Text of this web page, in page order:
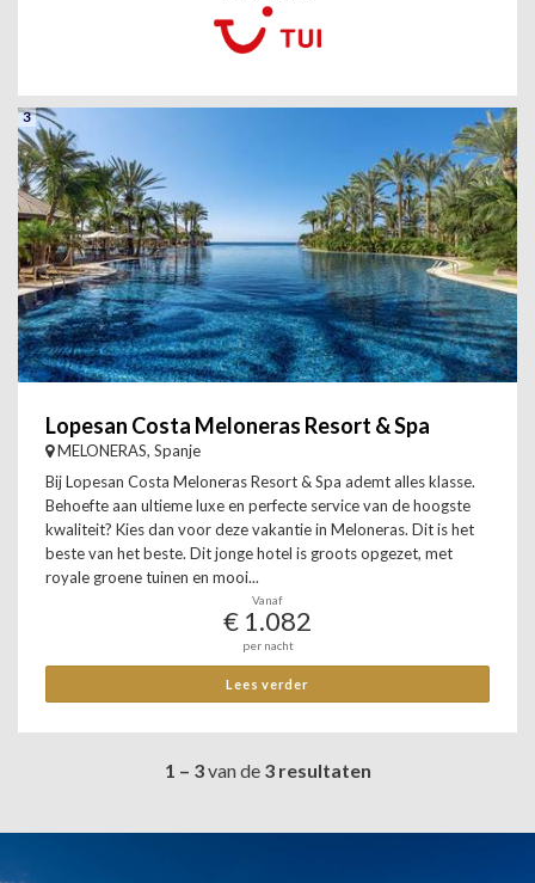
3
Lopesan Costa Meloneras Resort & Spa
MELONERAS, Spanje
Bij Lopesan Costa Meloneras Resort & Spa ademt alles klasse.
Behoefte aan ultieme luxe en perfecte service van de hoogste
kwaliteit? Kies dan voor deze vakantie in Meloneras. Dit is het
beste van het beste. Dit jonge hotel is groots opgezet, met
royale groene tuinen en mooi...
Vanaf
€ 1.082
per nacht
Lees verder
1 – 3van de 3 resultaten